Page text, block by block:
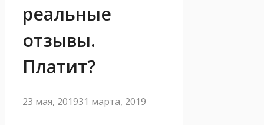
реальные
отзывы.
Платит?
23 мая, 201931 марта, 2019